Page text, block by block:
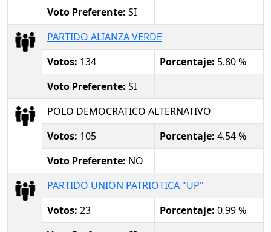
Voto Preferente: SI
PARTIDO ALIANZA VERDE
Votos: 134 Porcentaje: 5.80 %
Voto Preferente: SI
POLO DEMOCRATICO ALTERNATIVO
Votos: 105 Porcentaje: 4.54 %
Voto Preferente: NO
PARTIDO UNION PATRIOTICA "UP"
Votos: 23 Porcentaje: 0.99 %